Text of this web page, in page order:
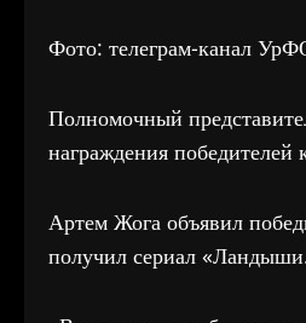
Фото: телеграм-канал
Полномочный
награждения
Артем Жога объявил
получил сериал